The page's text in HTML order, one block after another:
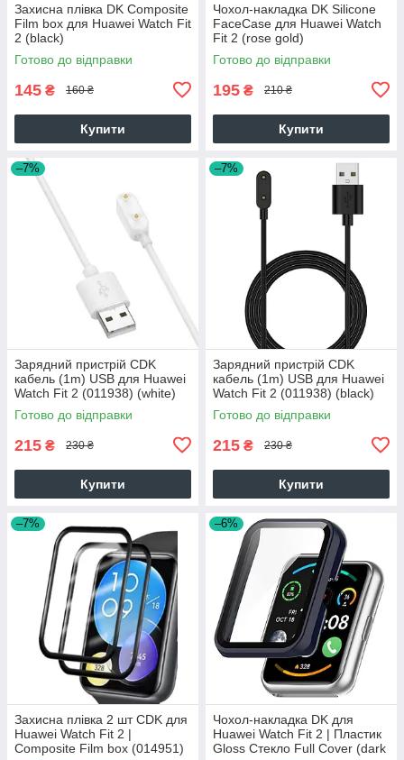
Захисна плівка DK Composite
Film box для Huawei Watch Fit
2 (black)
Готово до відправки
145 ₴ 160 ₴
Купити
Чохол-накладка DK Silicone
FaceCase для Huawei Watch
Fit 2 (rose gold)
Готово до відправки
195 ₴ 210 ₴
Купити
–7%
Зарядний пристрій CDK
кабель (1m) USB для Huawei
Watch Fit 2 (011938) (white)
Готово до відправки
215 ₴ 230 ₴
Купити
–7%
Зарядний пристрій CDK
кабель (1m) USB для Huawei
Watch Fit 2 (011938) (black)
Готово до відправки
215 ₴ 230 ₴
Купити
–7%
Захисна плівка 2 шт CDK для
Huawei Watch Fit 2 |
Composite Film box (014951)
–6%
Чохол-накладка DK для
Huawei Watch Fit 2 | Пластик
Gloss Стекло Full Cover (dark